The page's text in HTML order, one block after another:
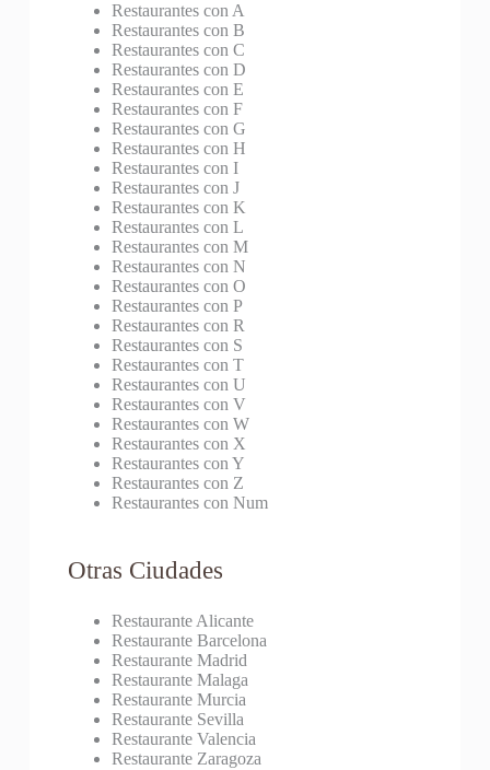
Restaurantes con A
Restaurantes con B
Restaurantes con C
Restaurantes con D
Restaurantes con E
Restaurantes con F
Restaurantes con G
Restaurantes con H
Restaurantes con I
Restaurantes con J
Restaurantes con K
Restaurantes con L
Restaurantes con M
Restaurantes con N
Restaurantes con O
Restaurantes con P
Restaurantes con R
Restaurantes con S
Restaurantes con T
Restaurantes con U
Restaurantes con V
Restaurantes con W
Restaurantes con X
Restaurantes con Y
Restaurantes con Z
Restaurantes con Num
Otras Ciudades
Restaurante Alicante
Restaurante Barcelona
Restaurante Madrid
Restaurante Malaga
Restaurante Murcia
Restaurante Sevilla
Restaurante Valencia
Restaurante Zaragoza